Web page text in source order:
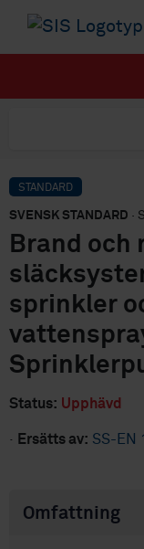
STANDARD
SVENSK STANDARD ·
Brand och
sprinkler
Status: Upphävd
· Ersätts av: SS-EN
Omfattning